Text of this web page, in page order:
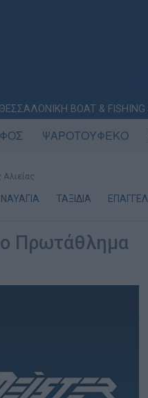
ΘΕΣΣΑΛΟΝΙΚΗ BOAT & FISHING
ΨΑΡΟΤΟΥΦΕΚΟ
ΝΑΥΑΓΙΑ ΤΑΞΙΔΙΑ
Πρωτάθλημα